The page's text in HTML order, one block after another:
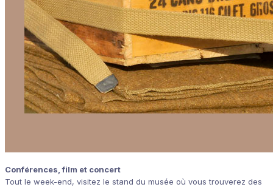
Conférences, film et concert
Tout le week-end, visitez le stand du musée où vous trouverez des